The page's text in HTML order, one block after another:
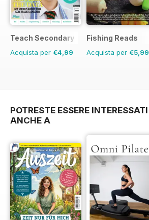
Teach Secondary
Acquista per €4,99
Fishing Reads
Acquista per €5,99
POTRESTE ESSERE INTERESSATI
ANCHE A